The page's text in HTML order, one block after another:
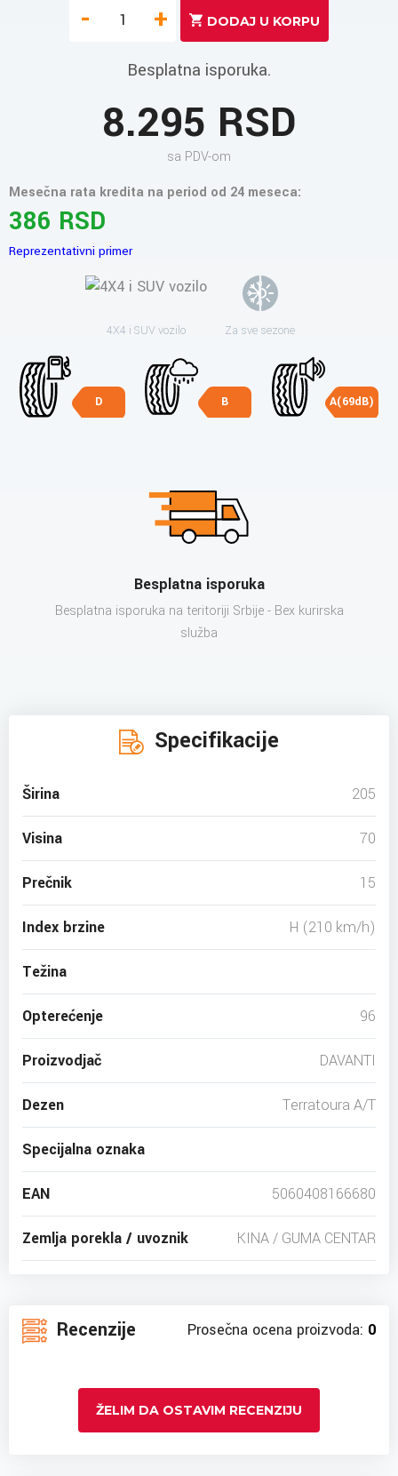
- +
Besplatna isporuka.
8.295 RSD
sa PDV-om
Mesečna rata kredita na period od 24 meseca:
386 RSD
Reprezentativni primer
4X4 i SUV vozilo Za sve sezone
D B A(69dB)
Besplatna isporuka
Besplatna isporuka na teritoriji Srbije - Bex kurirska
služba
Specifikacije
Širina 205
Visina 70
Prečnik 15
Index brzine H (210 km/h)
Težina
Opterećenje 96
Proizvodjač DAVANTI
Dezen Terratoura A/T
Specijalna oznaka
EAN 5060408166680
Zemlja porekla / uvoznik KINA / GUMA CENTAR
Recenzije Prosečna ocena proizvoda: 0
ŽELIM DA OSTAVIM RECENZIJU